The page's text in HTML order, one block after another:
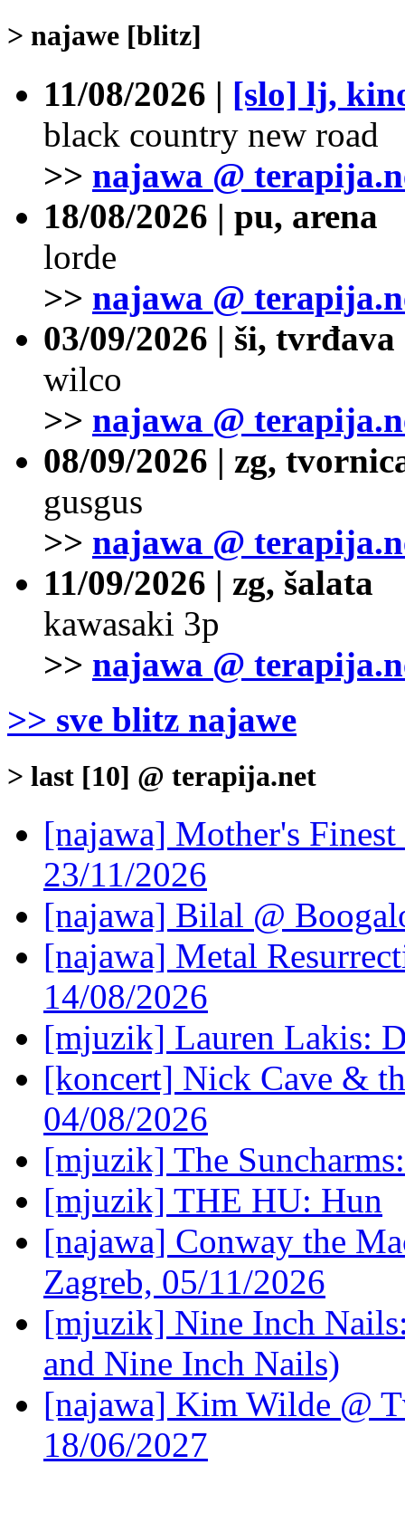
> najawe [blitz]
11/08/2026 | [slo] lj,
black country new road
>> najawa @
18/08/2026 | pu, arena
lorde
>> najawa @
03/09/2026 | ši,
wilco
>> najawa @
08/09/2026 | zg,
gusgus
>> najawa @
11/09/2026 | zg, šalata
kawasaki 3p
>> najawa @
>> sve blitz najawe
> last [10] @ terapija.net
[najawa] Mother's
23/11/2026
[najawa] Bilal @
[najawa] Metal
14/08/2026
[mjuzik] Lauren Lakis:
[koncert] Nick Cave &
04/08/2026
[mjuzik] The
[mjuzik] THE HU: Hun
[najawa] Conway the
Zagreb, 05/11/2026
[mjuzik] Nine Inch
and Nine Inch Nails)
[najawa] Kim Wilde @
18/06/2027